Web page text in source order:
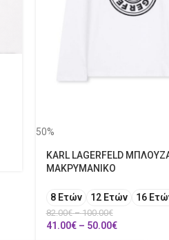
50%
KARL LAGERFELD
ΜΑΚΡΥΜΑΝΙΚΟ
8 Ετών 12 Ετών 16
82.00€ – 100.00€
41.00€ – 50.00€